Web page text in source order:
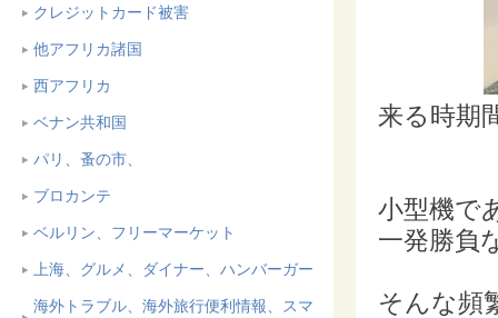
クレジットカード被害
他アフリカ諸国
西アフリカ
ベナン共和国
パリ、蚤の市、
ブロカンテ
ベルリン、フリーマーケット
上海、グルメ、ダイナー、ハンバーガー
海外トラブル、海外旅行便利情報、スマ
来る時期
小型機で
一発勝負
そんな頻